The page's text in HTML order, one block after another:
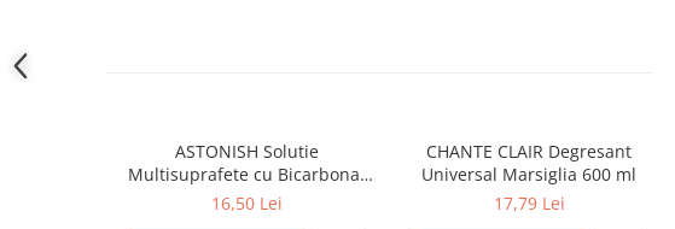
Igiena orala
Ingrijire intima
ASTONISH Solutie
Multisuprafete cu Bicarbonat
de Sodiu 750 ml
16,50 Lei
CHANTE CLAIR Degresant
Universal Marsiglia 600 ml
17,79 Lei